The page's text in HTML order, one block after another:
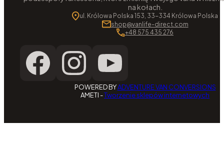
na kołach.
ul. Królowa Polska 153, 33-334 Królowa Polska
shop@vanlife-direct.com
+48 575 435 276
POWERED BYADVENTURE VAN CONVERSIONS
AMETI -Tworzenie sklepów internetowych